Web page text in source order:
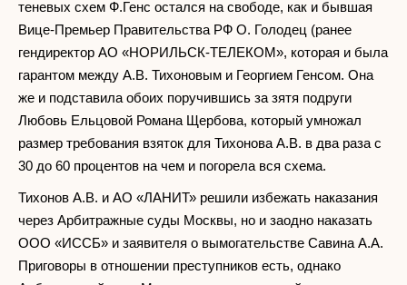
теневых схем Ф.Генс остался на свободе, как и бывшая
Вице-Премьер Правительства РФ О. Голодец (ранее
гендиректор АО «НОРИЛЬСК-ТЕЛЕКОМ», которая и была
гарантом между А.В. Тихоновым и Георгием Генсом. Она
же и подставила обоих поручившись за зятя подруги
Любовь Ельцовой Романа Щербова, который умножал
размер требования взяток для Тихонова А.В. в два раза с
30 до 60 процентов на чем и погорела вся схема.
Тихонов А.В. и АО «ЛАНИТ» решили избежать наказания
через Арбитражные суды Москвы, но и заодно наказать
ООО «ИССБ» и заявителя о вымогательстве Савина А.А.
Приговоры в отношении преступников есть, однако